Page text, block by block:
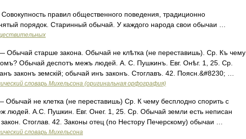
правил общественного поведения, традиционно
порядок. Старинный обычай. У каждого народа свои обычаи …
Обычай старше закона. Обычай не клѣтка (не переставишь). Ср. Къ чему
Обычай деспотъ межъ людей. А. С. Пушкинъ. Евг. Онѣг. 1, 25. Ср.
законъ земскій; обычай инъ законъ. Стоглавъ. 42. Поясн.&#8230; …
словарь Михельсона (оригинальная орфография)
Обычай не клетка (не переставишь) Ср. К чему бесплодно спорить с
людей. А.С. Пушкин. Евг. Онег. 1, 25. Ср. Обычай земли есть неписан
Стоглав. 42. Законы отец (по Нестору Печерскому) обычаи …
словарь Михельсона